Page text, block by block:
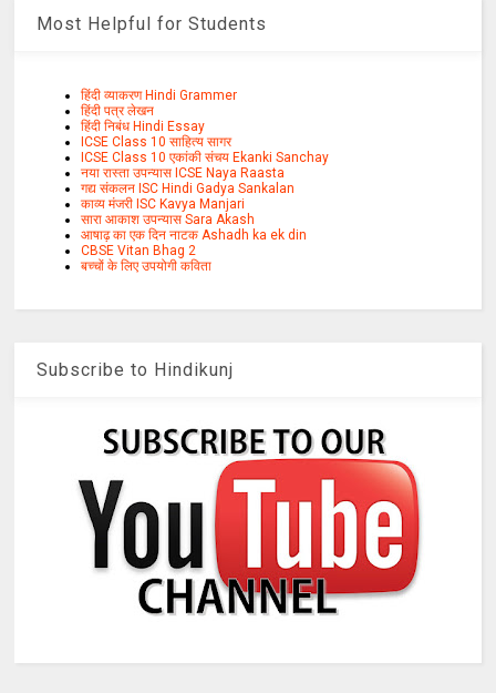
Most Helpful for Students
हिंदी व्याकरण Hindi Grammer
हिंदी पत्र लेखन
हिंदी निबंध Hindi Essay
ICSE Class 10 साहित्य सागर
ICSE Class 10 एकांकी संचय Ekanki Sanchay
नया रास्ता उपन्यास ICSE Naya Raasta
गद्य संकलन ISC Hindi Gadya Sankalan
काव्य मंजरी ISC Kavya Manjari
सारा आकाश उपन्यास Sara Akash
आषाढ़ का एक दिन नाटक Ashadh ka ek din
CBSE Vitan Bhag 2
बच्चों के लिए उपयोगी कविता
Subscribe to Hindikunj